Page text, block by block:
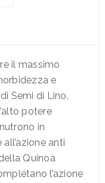
il massimo
e
Semi di Lino,
potere
in
anti
Quinoa
l’azione